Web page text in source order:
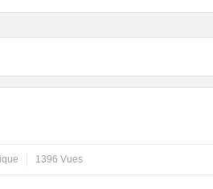
1396 Vues